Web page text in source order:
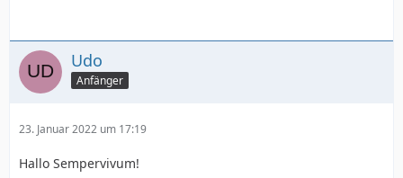
Udo
Anfänger
23. Januar 2022 um 17:19
Hallo Sempervivum!